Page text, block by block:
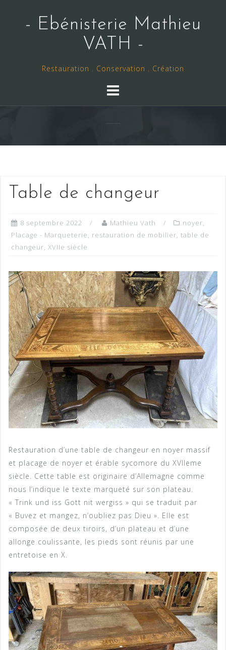
- Ebénisterie Mathieu
VATH -
Restauration . Conservation . Création
Table de changeur
8 septembre 2022 Mathieu Vath noyer,
Placage - Marqueterie, restauration de mobilier, table de
changeur, XVIIe siècle
Restauration d’une table de changeur en noyer massif
et placage de noyer et érable sycomore du XVIIeme
siècle. Cette table est originaire d’Allemagne comme
nous l’indique le texte marqueté sur son plateau.
« Trink und iss Gott nit wergiss » qui se traduit par
« Buvez et mangez, n’oubliez pas Dieu ». Elle est
composée de deux tiroirs, d’un plateau et d’une
allonge coulissante, les pieds sont réunis par une
entretoise en X.